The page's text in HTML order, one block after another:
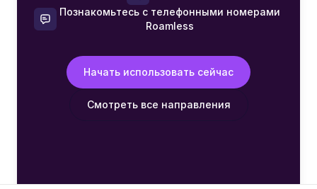
Познакомьтесь с телефонными номерами
Roamless
Начать использовать сейчас
Смотреть все направления